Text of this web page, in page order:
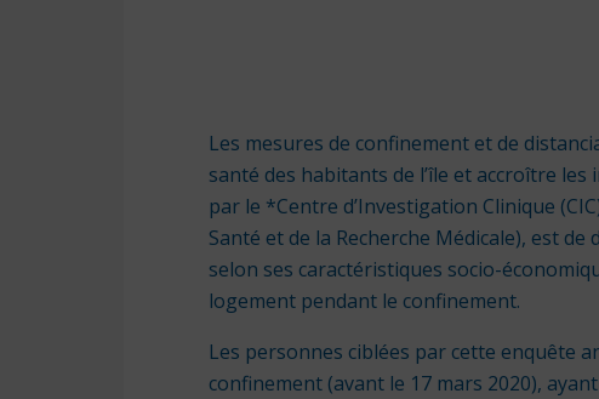
Les mesures de confinement et de
santé des habitants de l’île et accroître les
par le *Centre d’Investigation Clinique
Santé et de la Recherche Médicale), est
selon ses caractéristiques socio-
logement pendant le confinement.
Les personnes ciblées par cette enquête
confinement (avant le 17 mars 2020),